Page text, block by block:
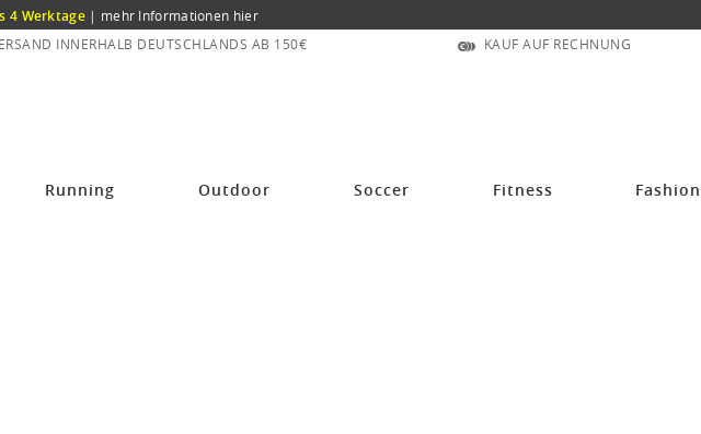
4 Werktage | mehr Informationen hier
INNERHALB DEUTSCHLANDS AB 150€
KAUF AUF RECHNUNG
Running Outdoor Soccer Fitness Fashion